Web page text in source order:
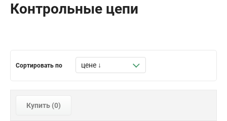
Контрольные цепи
Сортировать по
Купить (0)